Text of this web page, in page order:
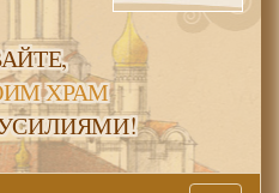
ХРАМ